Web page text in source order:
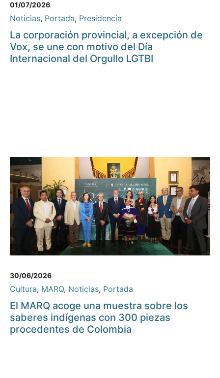
01/07/2026
Noticias, Portada, Presidencia
La corporación provincial, a excepción de
Vox, se une con motivo del Día
Internacional del Orgullo LGTBI
30/06/2026
Cultura, MARQ, Noticias, Portada
El MARQ acoge una muestra sobre los
saberes indígenas con 300 piezas
procedentes de Colombia